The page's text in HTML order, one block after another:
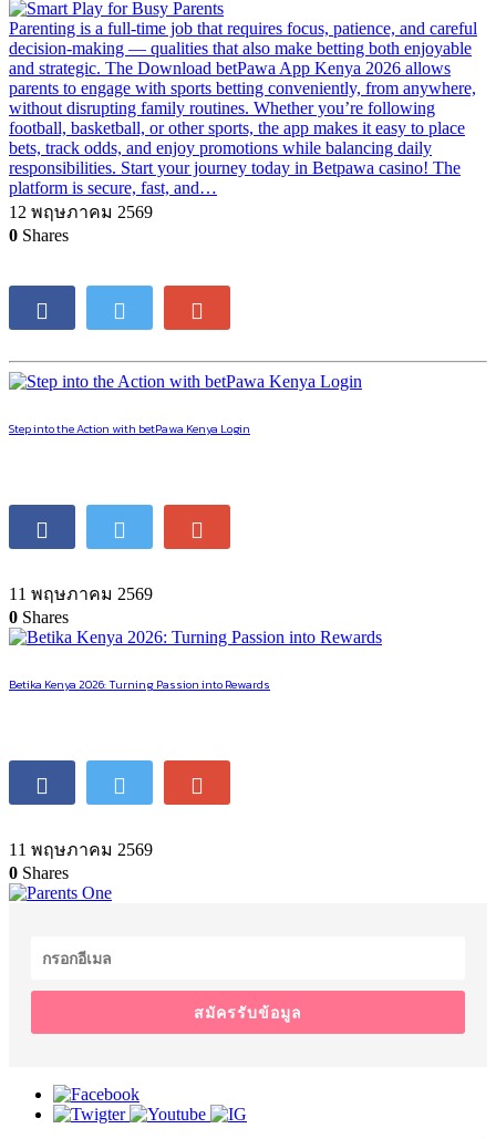
Parenting is a full-time job that requires focus, patience, and careful
decision-making — qualities that also make betting both enjoyable
and strategic. The Download betPawa App Kenya 2026 allows
parents to engage with sports betting conveniently, from anywhere,
without disrupting family routines. Whether you’re following
football, basketball, or other sports, the app makes it easy to place
bets, track odds, and enjoy promotions while balancing daily
responsibilities. Start your journey today in Betpawa casino! The
platform is secure, fast, and…
12 พฤษภาคม 2569
0 Shares
Step into the Action with betPawa Kenya Login
11 พฤษภาคม 2569
0 Shares
Betika Kenya 2026: Turning Passion into Rewards
11 พฤษภาคม 2569
0 Shares
สมัครรับข้อมูล